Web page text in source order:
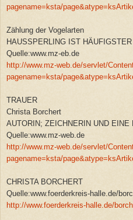
pagename=ksta/
Zählung der Vogelarten
HAUSSPERLING IST HÄUFIGSTER
Quelle:www.mz-eb.de
http://www.mz-web.de/servlet/
pagename=ksta/
TRAUER
Christa Borchert
AUTORIN; ZEICHNERIN UND EINE
Quelle:www.mz-web.de
http://www.mz-web.de/servlet/
pagename=ksta/
CHRISTA BORCHERT
Quelle:www.foerderkreis-halle.de/
http://www.foerderkreis-halle.de/